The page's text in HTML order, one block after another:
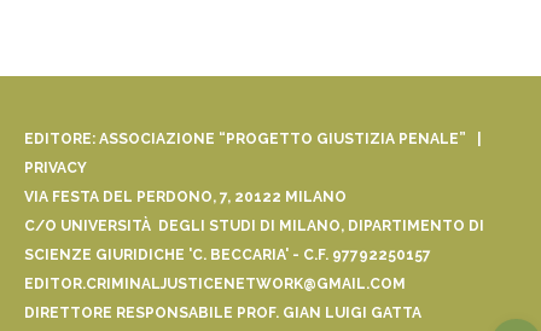
EDITORE: ASSOCIAZIONE “PROGETTO GIUSTIZIA PENALE” |
PRIVACY
VIA FESTA DEL PERDONO, 7, 20122 MILANO
C/O UNIVERSITÀ DEGLI STUDI DI MILANO, DIPARTIMENTO DI
SCIENZE GIURIDICHE 'C. BECCARIA' - C.F. 97792250157
EDITOR.CRIMINALJUSTICENETWORK@GMAIL.COM
DIRETTORE RESPONSABILE PROF. GIAN LUIGI GATTA